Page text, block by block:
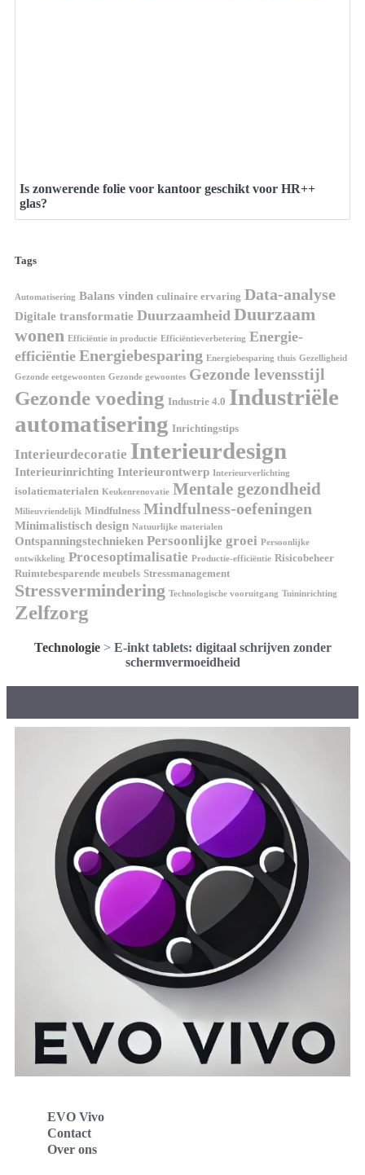
Is zonwerende folie voor kantoor geschikt voor HR++
glas?
Tags
Automatisering Balans vinden culinaire ervaring Data-analyse
Digitale transformatie Duurzaamheid Duurzaam
wonen Efficiëntie in productie Efficiëntieverbetering Energie-
efficiëntie Energiebesparing Energiebesparing thuis Gezelligheid
Gezonde eetgewoonten Gezonde gewoontes Gezonde levensstijl
Gezonde voeding Industrie 4.0 Industriële
automatisering Inrichtingstips
Interieurdecoratie Interieurdesign
Interieurinrichting Interieurontwerp Interieurverlichting
isolatiematerialen Keukenrenovatie Mentale gezondheid
Milieuvriendelijk Mindfulness Mindfulness-oefeningen
Minimalistisch design Natuurlijke materialen
Ontspanningstechnieken Persoonlijke groei Persoonlijke
ontwikkeling Procesoptimalisatie Productie-efficiëntie Risicobeheer
Ruimtebesparende meubels Stressmanagement
Stressvermindering Technologische vooruitgang Tuininrichting
Zelfzorg
Technologie> E-inkt tablets: digitaal schrijven zonder
schermvermoeidheid
EVO Vivo
Contact
Over ons